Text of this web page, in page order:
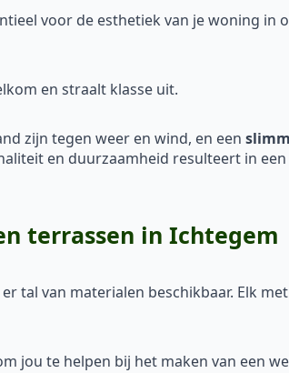
voor de esthetiek van je woning in
en straalt klasse uit.
zijn tegen weer en wind, en een
en duurzaamheid resulteert in
terrassen in Ichtegem
tal van materialen beschikbaar. Elk
jou te helpen bij het maken van een